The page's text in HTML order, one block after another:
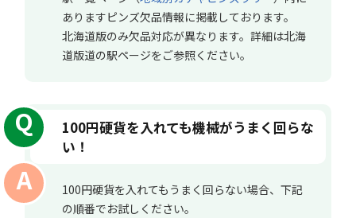
ありますピンズ欠品情報に掲載しております。
北海道版のみ欠品対応が異なります。詳細は北海
道版道の駅ページをご参照ください。
100円硬貨を入れても機械がうまく回らな
い！
100円硬貨を入れてもうまく回らない場合、下記
の順番でお試しください。